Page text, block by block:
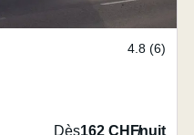
4.8 (6)
Dès162 CHF/nuit